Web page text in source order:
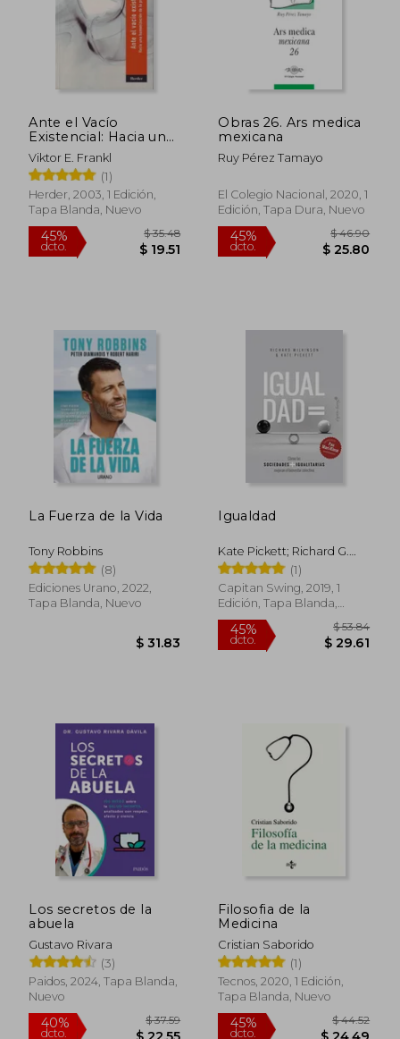
40%
dcto.
45%
Ante el Vacío
Existencial: Hacia una
Humanización de la
Psicoterapia
Viktor E. Frankl
(1)
Herder, 2003, 1 Edición,
Tapa Blanda, Nuevo
45%
dcto.
Obras 26. Ars medica
mexicana
Ruy Pérez Tamayo
El Colegio Nacional, 2020, 1
Edición, Tapa Dura, Nuevo
dcto.
La Fuerza de la Vida
Tony Robbins
(8)
Ediciones Urano, 2022,
Tapa Blanda, Nuevo
Igualdad
Kate Pickett; Richard G.
Wilkinson
(1)
Capitan Swing, 2019, 1
Edición, Tapa Blanda,
Nuevo
Los secretos de la
abuela
Gustavo Rivara
(3)
Paidos, 2024, Tapa Blanda,
Nuevo
Filosofia de la
Medicina
Cristian Saborido
(1)
Tecnos, 2020, 1 Edición,
Tapa Blanda, Nuevo